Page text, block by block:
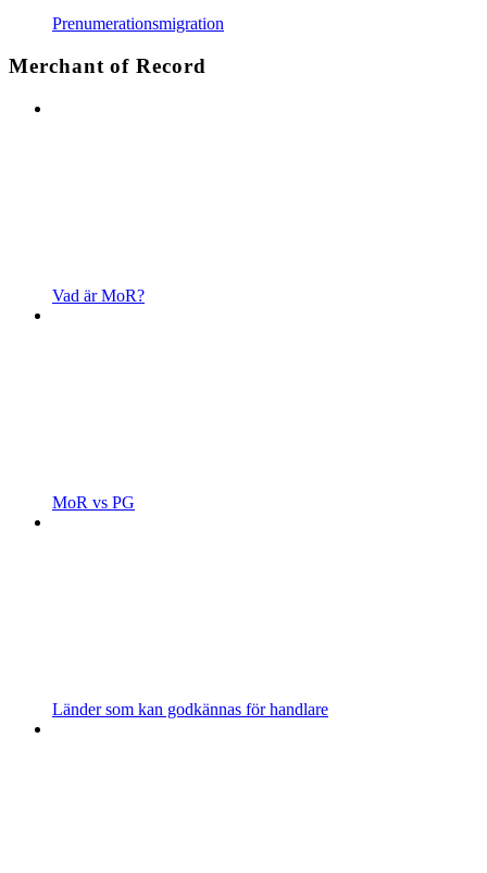
Prenumerationsmigration
Merchant of Record
Vad är MoR?
MoR vs PG
Länder som kan godkännas för handlare